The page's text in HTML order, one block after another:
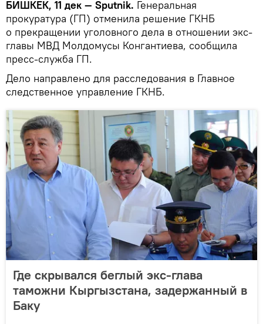
БИШКЕК, 11 дек — Sputnik. Генеральная
прокуратура (ГП) отменила решение ГКНБ
о прекращении уголовного дела в отношении экс-
главы МВД Молдомусы Конгантиева, сообщила
пресс-служба ГП.
Дело направлено для расследования в Главное
следственное управление ГКНБ.
Где скрывался беглый экс-глава
таможни Кыргызстана, задержанный в
Баку